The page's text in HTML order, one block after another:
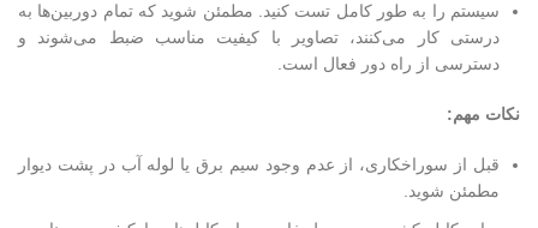
سیستم را به طور کامل تست کنید. مطمئن شوید که تمام دوربین‌ها به
درستی کار می‌کنند، تصاویر با کیفیت مناسب ضبط می‌شوند و
دسترسی از راه دور فعال است.
نکات مهم:
قبل از سوراخکاری، از عدم وجود سیم برق یا لوله آب در پشت دیوار
مطمئن شوید.